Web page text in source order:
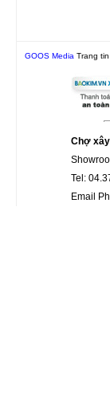
GOOS Media Trang
Chợ
Tel:
Email